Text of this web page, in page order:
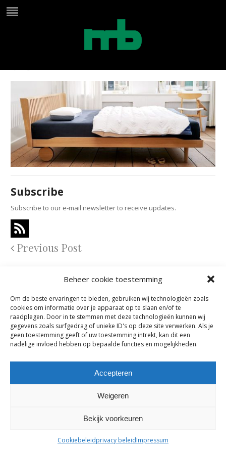
Beheer cookie toestemming
Om de beste ervaringen te bieden, gebruiken wij technologieën zoals
cookies om informatie over je apparaat op te slaan en/of te
raadplegen. Door in te stemmen met deze technologieën kunnen wij
gegevens zoals surfgedrag of unieke ID's op deze site verwerken. Als je
geen toestemming geeft of uw toestemming intrekt, kan dit een
nadelige invloed hebben op bepaalde functies en mogelijkheden.
Accepteren
Weigeren
Bekijk voorkeuren
Cookiebeleidprivacy beleidImpressum
Subscribe
Subscribe to our e-mail newsletter to receive updates.
Previous Post
maes-boons nv | interieur - meubelen - maatwerk | bazelstraat 61
- 9150 Kruibeke |tel. +32 03 774 10 60